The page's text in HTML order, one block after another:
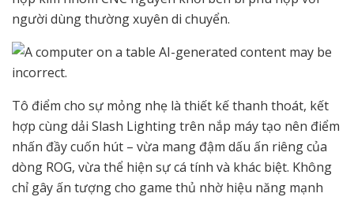
người dùng thường xuyên di chuyển.
Tô điểm cho sự mỏng nhẹ là thiết kế thanh thoát, kết
hợp cùng dải Slash Lighting trên nắp máy tạo nên điểm
nhấn đầy cuốn hút – vừa mang đậm dấu ấn riêng của
dòng ROG, vừa thể hiện sự cá tính và khác biệt. Không
chỉ gây ấn tượng cho game thủ nhờ hiệu năng mạnh